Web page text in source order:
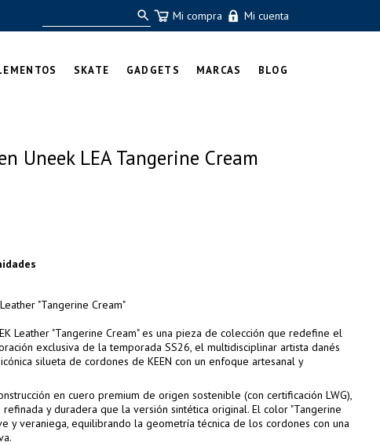
Mi compra Mi cuenta
SKATE GADGETS MARCAS BLOG
Uneek LEA Tangerine Cream
"Tangerine Cream"
Leather "Tangerine Cream" es una pieza de colección que redefine el
exclusiva de la temporada SS26, el multidisciplinar artista danés
silueta de cordones de KEEN con un enfoque artesanal y
en cuero premium de origen sostenible (con certificación LWG),
y duradera que la versión sintética original. El color "Tangerine
y veraniega, equilibrando la geometría técnica de los cordones con una